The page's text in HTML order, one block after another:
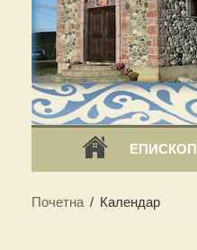
ЕПИСКОП
Почетна / Календар